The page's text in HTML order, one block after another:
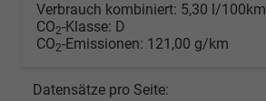
Verbrauch kombiniert: 5,30 l/100km
CO2-Klasse: D
CO2-Emissionen: 121,00 g/km
Datensätze pro Seite: